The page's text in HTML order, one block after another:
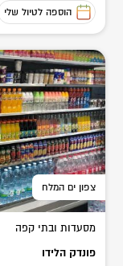
הוספה לטיול שלי
צפון ים המלח
מסעדות ובתי קפה
פונדק הלידו